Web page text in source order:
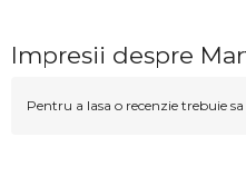
Impresii despre
Pentru a lasa o recenzie trebuie